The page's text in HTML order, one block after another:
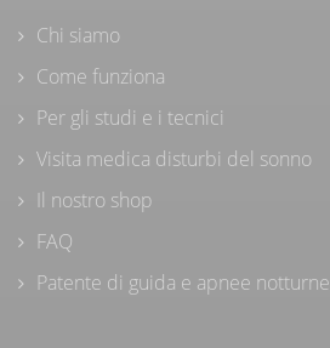
Chi siamo
Come funziona
Per gli studi e i tecnici
Visita medica disturbi del sonno
Il nostro shop
FAQ
Patente di guida e apnee notturne